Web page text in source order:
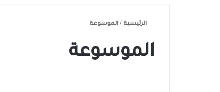
الرئيسية / الموسوعة
الموسوعة